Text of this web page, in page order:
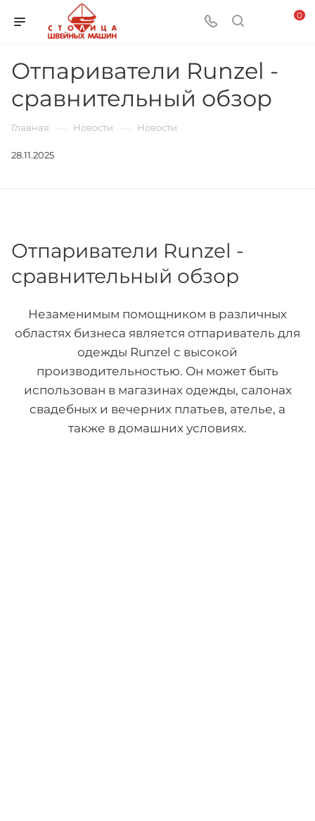
0
Отпариватели Runzel -
сравнительный обзор
Главная Новости Новости
28.11.2025
Отпариватели Runzel -
сравнительный обзор
Незаменимым помощником в различных
областях бизнеса является отпариватель для
одежды Runzel с высокой
производительностью. Он может быть
использован в магазинах одежды, салонах
свадебных и вечерних платьев, ателье, а
также в домашних условиях.